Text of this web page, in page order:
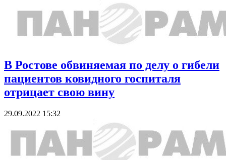
В Ростове обвиняемая по делу о гибели
пациентов ковидного госпиталя
отрицает свою вину
29.09.2022 15:32